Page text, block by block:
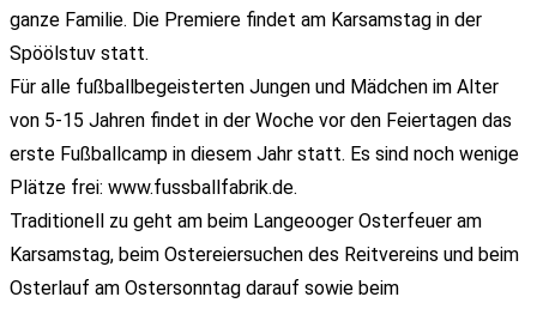
ganze Familie. Die Premiere findet am Karsamstag in der
Spöölstuv statt.
Für alle fußballbegeisterten Jungen und Mädchen im Alter
von 5-15 Jahren findet in der Woche vor den Feiertagen das
erste Fußballcamp in diesem Jahr statt. Es sind noch wenige
Plätze frei: www.fussballfabrik.de.
Traditionell zu geht am beim Langeooger Osterfeuer am
Karsamstag, beim Ostereiersuchen des Reitvereins und beim
Osterlauf am Ostersonntag darauf sowie beim